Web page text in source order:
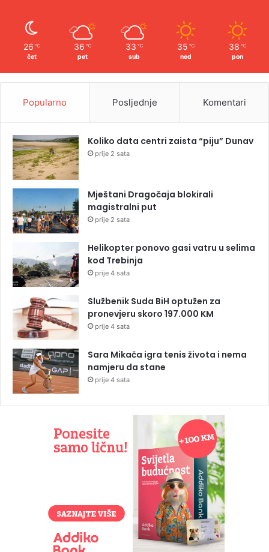
26 ℃
čet
36 ℃
pet
33 ℃
sub
35 ℃
ned
38 ℃
pon
Popularno Posljednje Komentari
Koliko data centri zaista “piju” Dunav
prije 2 sata
Mještani Dragočaja blokirali
magistralni put
prije 2 sata
Helikopter ponovo gasi vatru u selima
kod Trebinja
prije 4 sata
Službenik Suda BiH optužen za
pronevjeru skoro 197.000 KM
prije 4 sata
Sara Mikača igra tenis života i nema
namjeru da stane
prije 4 sata